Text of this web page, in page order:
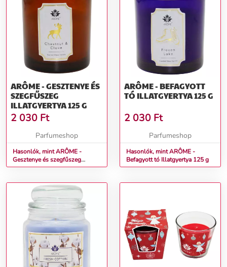
ARÔME - GESZTENYE ÉS
SZEGFŰSZEG
ILLATGYERTYA 125 G
2 030 Ft
Parfumeshop
Hasonlók, mint ARÔME -
Gesztenye és szegfűszeg
Illatgyertya 125 g
ARÔME - BEFAGYOTT
TÓ ILLATGYERTYA 125 G
2 030 Ft
Parfumeshop
Hasonlók, mint ARÔME -
Befagyott tó Illatgyertya 125 g